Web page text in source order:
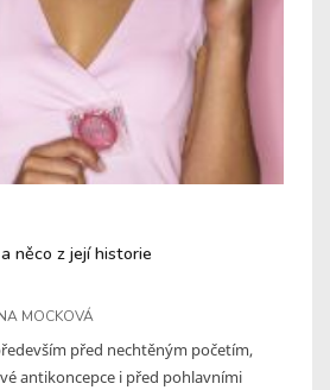
něco z její historie
MOCKOVÁ
před nechtěným početím,
antikoncepce i před pohlavními